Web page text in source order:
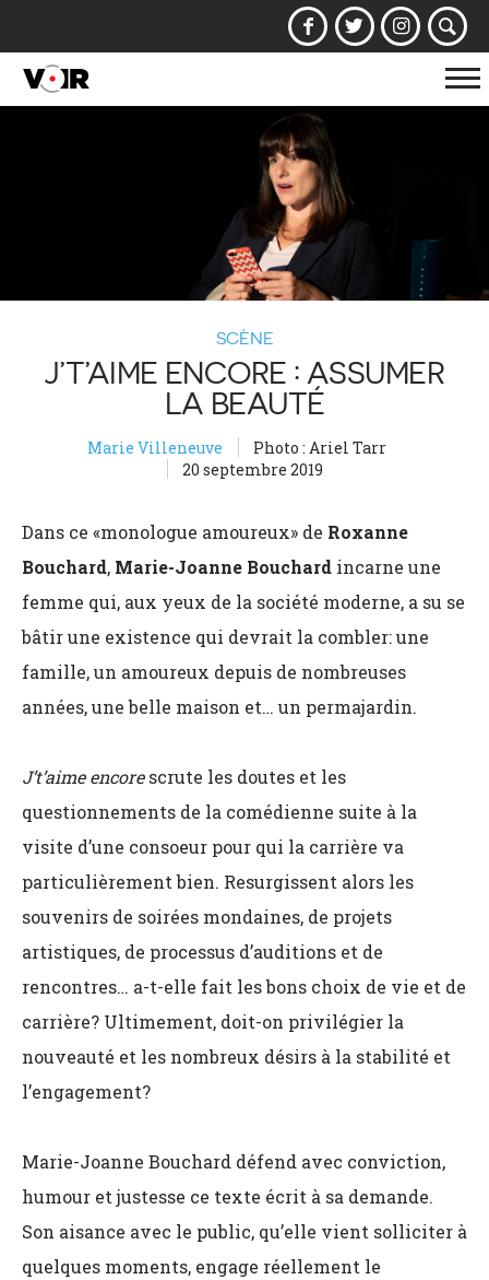
la
SCÈNE
J’T’AIME ENCORE : ASSUMER
LA BEAUTÉ
Marie Villeneuve
Photo : Ariel Tarr
20 septembre 2019
Dans ce «monologue amoureux» de Roxanne
Bouchard, Marie-Joanne Bouchard incarne une
femme qui, aux yeux de la société moderne, a su se
bâtir une existence qui devrait la combler: une
famille, un amoureux depuis de nombreuses
années, une belle maison et… un permajardin.
J’t’aime encorescrute les doutes et les
questionnements de la comédienne suite à la
visite d’une consoeur pour qui la carrière va
particulièrement bien. Resurgissent alors les
souvenirs de soirées mondaines, de projets
artistiques, de processus d’auditions et de
rencontres… a-t-elle fait les bons choix de vie et de
carrière? Ultimement, doit-on privilégier la
nouveauté et les nombreux désirs à la stabilité et
l’engagement?
Marie-Joanne Bouchard défend avec conviction,
humour et justesse ce texte écrit à sa demande.
Son aisance avec le public, qu’elle vient solliciter à
quelques moments, engage réellement le